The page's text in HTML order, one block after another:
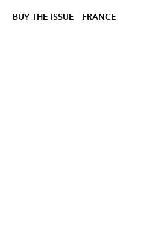
BUY THE ISSUE FRANCE